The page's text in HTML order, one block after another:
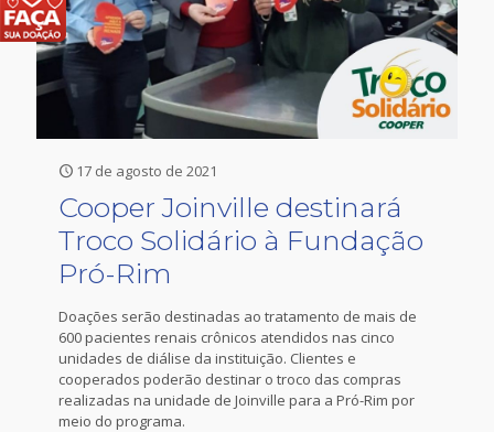
17 de agosto de 2021
Cooper Joinville destinará
Troco Solidário à Fundação
Pró-Rim
Doações serão destinadas ao tratamento de mais de
600 pacientes renais crônicos atendidos nas cinco
unidades de diálise da instituição. Clientes e
cooperados poderão destinar o troco das compras
realizadas na unidade de Joinville para a Pró-Rim por
meio do programa.